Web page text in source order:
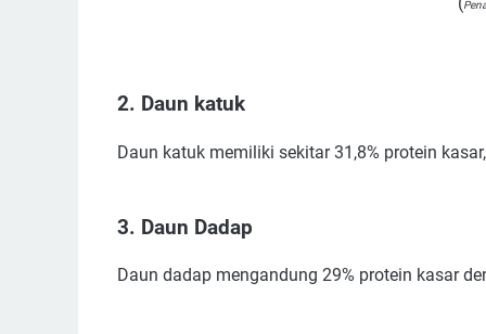
2. Daun katuk
Daun katuk memiliki sekitar 31,8% protein
3. Daun Dadap
Daun dadap mengandung 29% protein kasar